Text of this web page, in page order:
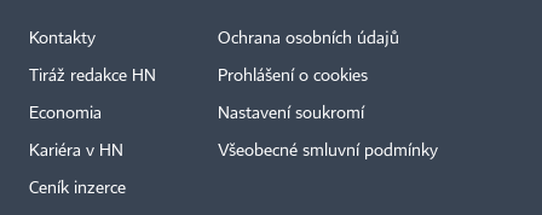
Kontakty
Tiráž redakce HN
Economia
Kariéra v HN
Ceník inzerce
Ochrana osobních údajů
Prohlášení o cookies
Nastavení soukromí
Všeobecné smluvní podmínky